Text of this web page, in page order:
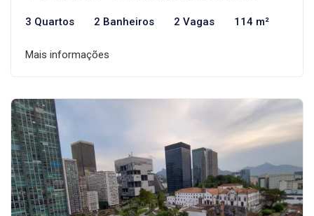
3 Quartos 2 Banheiros 2 Vagas 114 m²
Mais informações